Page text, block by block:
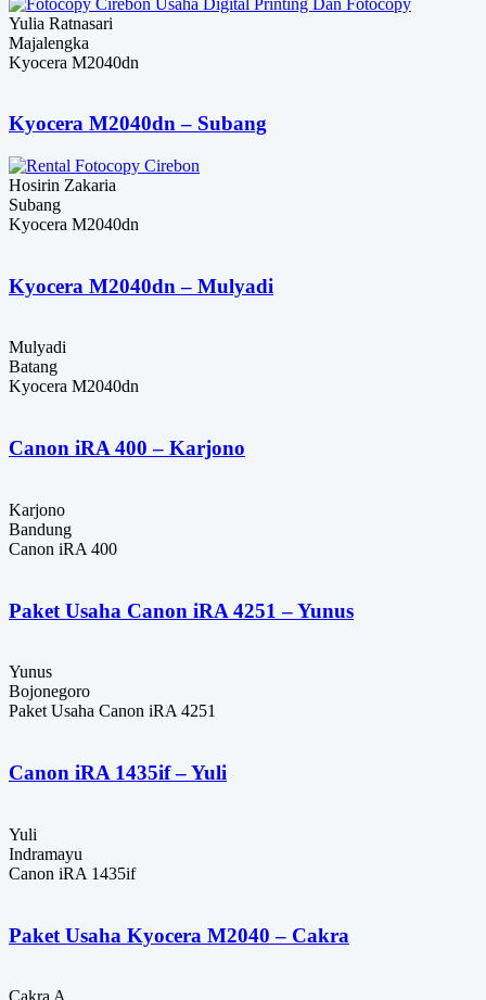
Yulia Ratnasari
Majalengka
Kyocera M2040dn
Kyocera M2040dn – Subang
Hosirin Zakaria
Subang
Kyocera M2040dn
Kyocera M2040dn – Mulyadi
Mulyadi
Batang
Kyocera M2040dn
Canon iRA 400 – Karjono
Karjono
Bandung
Canon iRA 400
Paket Usaha Canon iRA 4251 – Yunus
Yunus
Bojonegoro
Paket Usaha Canon iRA 4251
Canon iRA 1435if – Yuli
Yuli
Indramayu
Canon iRA 1435if
Paket Usaha Kyocera M2040 – Cakra